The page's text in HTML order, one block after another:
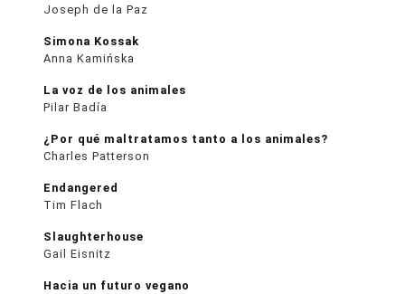
Joseph de la Paz
Simona Kossak
Anna Kamińska
La voz de los animales
Pilar Badía
¿Por qué maltratamos tanto a los animales?
Charles Patterson
Endangered
Tim Flach
Slaughterhouse
Gail Eisnitz
Hacia un futuro vegano